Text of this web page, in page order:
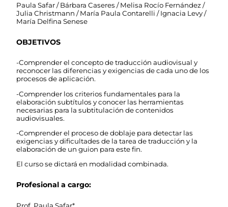
Paula Safar / Bárbara Caseres / Melisa Rocío Fernández /
Julia Christmann / María Paula Contarelli / Ignacia Levy /
María Delfina Senese
OBJETIVOS
-Comprender el concepto de traducción audiovisual y
reconocer las diferencias y exigencias de cada uno de los
procesos de aplicación.
-Comprender los criterios fundamentales para la
elaboración subtítulos y conocer las herramientas
necesarias para la subtitulación de contenidos
audiovisuales.
-Comprender el proceso de doblaje para detectar las
exigencias y dificultades de la tarea de traducción y la
elaboración de un guion para este fin.
El curso se dictará en modalidad combinada.
Profesional a cargo: